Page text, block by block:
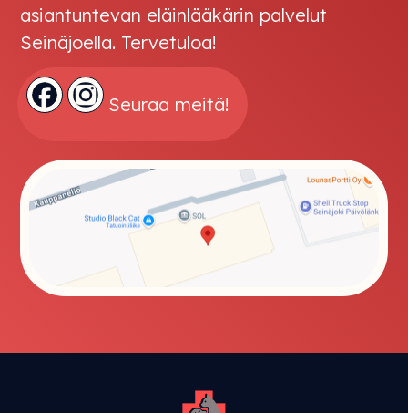
asiantuntevan eläinlääkärin palvelut
Seinäjoella. Tervetuloa!
Seuraa meitä!